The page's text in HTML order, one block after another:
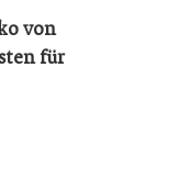
von
für